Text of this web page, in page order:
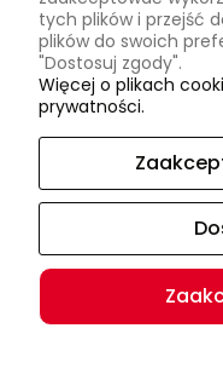
Czas realizacji zamówienia
Informacje
Jak się mierzyć?
Kontakt i dane firmy
tych plików i przejść
plików do swoich
"Dostosuj zgody".
Więcej o plikach
prywatności.